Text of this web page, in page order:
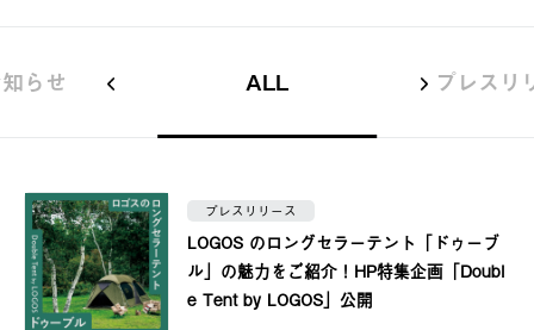
らせ ALL プレスリ
プレスリリース
LOGOS のロングセラーテント「ドゥーブ
ル」の魅力をご紹介！HP特集企画「Doubl
e Tent by LOGOS」公開